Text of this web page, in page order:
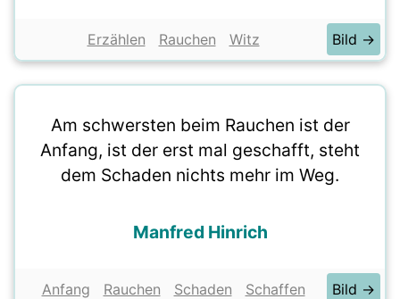
Erzählen Rauchen Witz Bild →
Am schwersten beim Rauchen ist der
Anfang, ist der erst mal geschafft, steht
dem Schaden nichts mehr im Weg.
Manfred Hinrich
Anfang Rauchen Schaden Schaffen Bild →